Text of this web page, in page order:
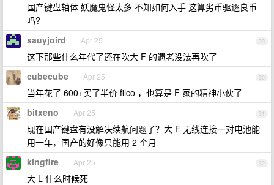
国产键盘轴体 妖魔鬼怪太多 不知如何入手 这算劣币驱逐良币
吗?
29
sauyjoird Apr 25
这下那些什么年代了还在吹大 F 的遗老没法再吹了
30
cubecube Apr 25
当年花了 600+买了半价 filco ，也算是 F 家的精神小伙了
31
bitxeno Apr 25
现在国产键盘有没解决续航问题了？大 F 无线连接一对电池能
用一年，国产的好像只能用 2 个月
32
kingfire Apr 25
大 L 什么时候死